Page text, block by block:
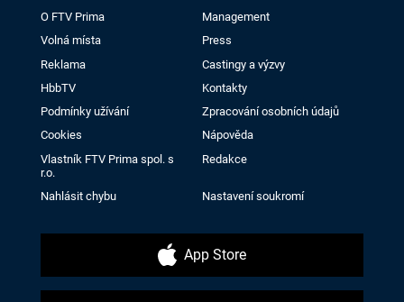
O FTV Prima
Management
Volná místa
Press
Reklama
Castingy a výzvy
HbbTV
Kontakty
Podmínky užívání
Zpracování osobních údajů
Cookies
Nápověda
Vlastník FTV Prima spol. s
r.o.
Redakce
Nahlásit chybu Nastavení soukromí
App Store